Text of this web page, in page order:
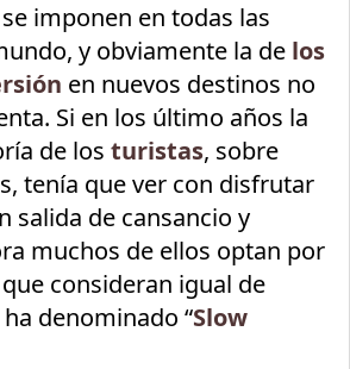
imponen en todas las
y obviamente la de los
en nuevos destinos no
Si en los último años la
de losturistas, sobre
tenía que ver con disfrutar
salida de cansancio y
muchos de ellos optan por
consideran igual de
denominado “Slow